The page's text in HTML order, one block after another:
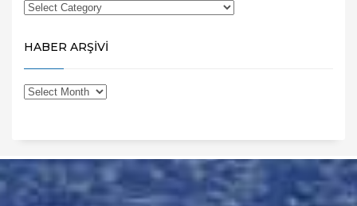
HABER ARŞİVİ